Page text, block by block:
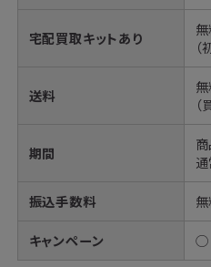
宅配買取キットあり
送料
期間
振込手数料
キャンペーン ◯